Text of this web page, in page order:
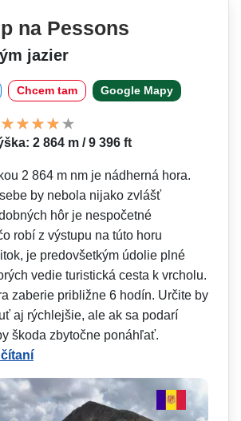
na Pessons
jazier
Chcem tam Google Mapy
2 864 m / 9 396 ft
2 864 m nm je nádherná hora.
by nebola nijako zvlášť
hôr je nespočetné
robí z výstupu na túto horu
je predovšetkým údolie plné
vedie turistická cesta k vrcholu.
zaberie približne 6 hodín. Určite by
aj rýchlejšie, ale ak sa podarí
škoda zbytočne ponáhľať.